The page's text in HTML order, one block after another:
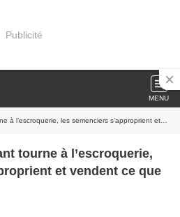
Publicité
MENU
les semenciers s'approprient et vendent ce que la nature donne.
tourne à l’escroquerie,
et vendent ce que